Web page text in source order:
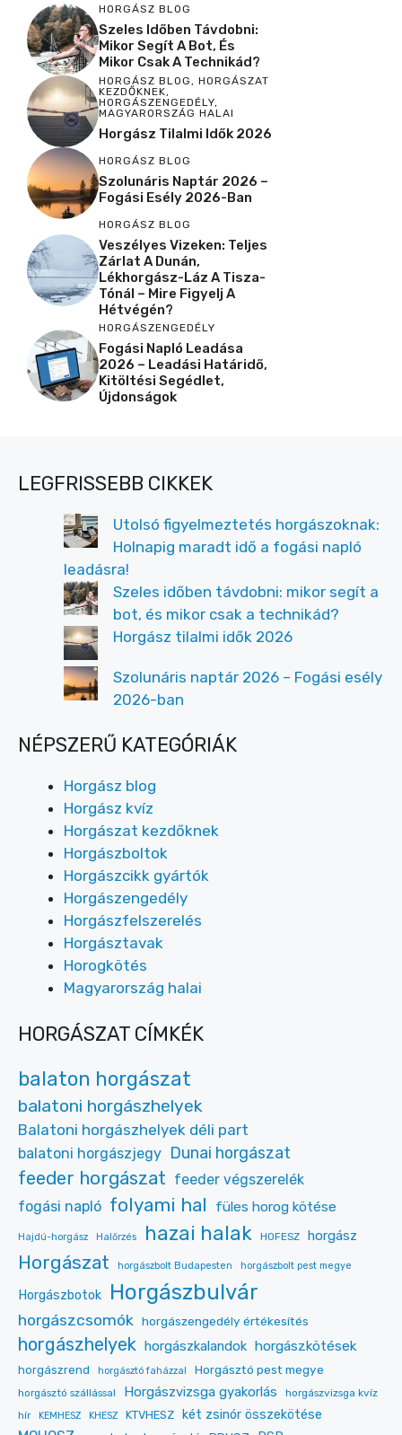
HORGÁSZ BLOG
Szeles Időben Távdobni:
Mikor Segít A Bot, És
Mikor Csak A Technikád?
HORGÁSZ BLOG, HORGÁSZAT
KEZDŐKNEK,
HORGÁSZENGEDÉLY,
MAGYARORSZÁG HALAI
Horgász Tilalmi Idők 2026
HORGÁSZ BLOG
Szolunáris Naptár 2026 –
Fogási Esély 2026-Ban
HORGÁSZ BLOG
Veszélyes Vizeken: Teljes
Zárlat A Dunán,
Lékhorgász-Láz A Tisza-
Tónál – Mire Figyelj A
Hétvégén?
HORGÁSZENGEDÉLY
Fogási Napló Leadása
2026 – Leadási Határidő,
Kitöltési Segédlet,
Újdonságok
LEGFRISSEBB CIKKEK
Utolsó figyelmeztetés horgászoknak:
Holnapig maradt idő a fogási napló
leadásra!
Szeles időben távdobni: mikor segít a
bot, és mikor csak a technikád?
Horgász tilalmi idők 2026
Szolunáris naptár 2026 – Fogási esély
2026-ban
NÉPSZERŰ KATEGÓRIÁK
Horgász blog
Horgász kvíz
Horgászat kezdőknek
Horgászboltok
Horgászcikk gyártók
Horgászengedély
Horgászfelszerelés
Horgásztavak
Horogkötés
Magyarország halai
HORGÁSZAT CÍMKÉK
balaton horgászat
balatoni horgászhelyek
Balatoni horgászhelyek déli part
balatoni horgászjegy Dunai horgászat
feeder horgászat feeder végszerelék
fogási napló folyami hal füles horog kötése
Hajdú-horgász Halőrzés hazai halak HOFESZ horgász
Horgászat horgászbolt Budapesten horgászbolt pest megye
Horgászbotok Horgászbulvár
horgászcsomók horgászengedély értékesítés
horgászhelyek horgászkalandok horgászkötések
horgászrend horgásztó faházzal Horgásztó pest megye
horgásztó szállással Horgászvizsga gyakorlás
horgászvizsga kvíz
hír
KEMHESZ KHESZ KTVHESZ két zsinór összekötése